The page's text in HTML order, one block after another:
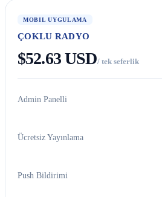
MOBIL UYGULAMA
ÇOKLU RADYO
$52.63 USD/ tek seferlik
Admin Panelli
Ücretsiz Yayınlama
Push Bildirimi